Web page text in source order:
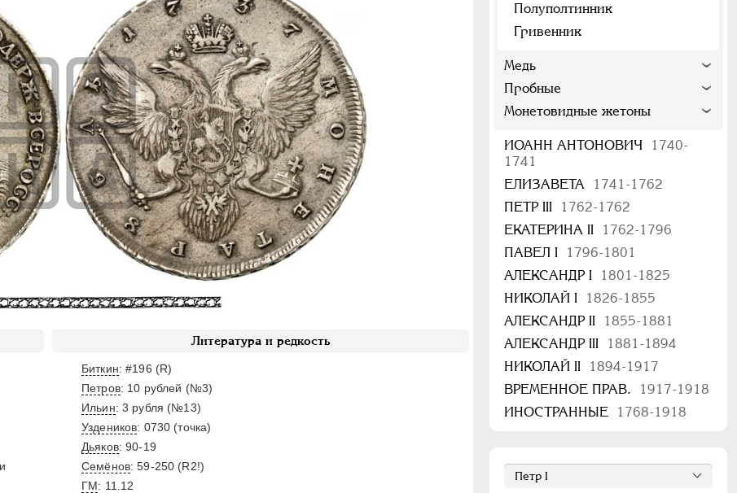
Литература и редкость
Биткин: #196 (R)
Петров: 10 рублей (№3)
Ильин: 3 рубля (№13)
Уздеников: 0730 (точка)
Дьяков: 90-19
Семёнов: 59-250 (R2!)
ГМ: 11.12
Полуполтинник
Гривенник
Медь
Пробные
Монетовидные жетоны
ИОАНН АНТОНОВИЧ
1740-
1741
ЕЛИЗАВЕТА
1741-1762
ПЕТР III
1762-1762
ЕКАТЕРИНА II
1762-1796
ПАВЕЛ I
1796-1801
АЛЕКСАНДР I
1801-1825
НИКОЛАЙ I
1826-1855
АЛЕКСАНДР II
1855-1881
АЛЕКСАНДР III
1881-1894
НИКОЛАЙ II
1894-1917
ВРЕМЕННОЕ ПРАВ.
1917-1918
ИНОСТРАННЫЕ
1768-1918